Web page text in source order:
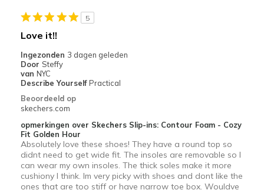
page
met
migratiegeschiedenis
van
de
5
Love it!!
Ingezonden 3 dagen geleden
Door Steffy
van NYC
Describe Yourself Practical
Beoordeeld op
skechers.com
opmerkingen over Skechers Slip-ins: Contour Foam - Cozy
Fit Golden Hour
Absolutely love these shoes! They have a round top so
didnt need to get wide fit. The insoles are removable so I
can wear my own insoles. The thick soles make it more
cushiony I think. Im very picky with shoes and dont like the
ones that are too stiff or have narrow toe box. Wouldve